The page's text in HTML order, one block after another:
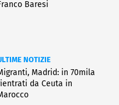
Baresi
NOTIZIE
Madrid: in 70mila
da Ceuta in